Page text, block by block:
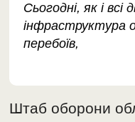
Сьогодні, як і всі
інфраструктура
перебоїв,
Штаб оборони